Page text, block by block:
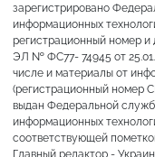
зарегистрировано
информационных
регистрационный номер и
ЭЛ № ФС77- 74945 от
числе и материалы от
(регистрационный номер
выдан Федеральной
информационных
соответствующей
Главный редактор -